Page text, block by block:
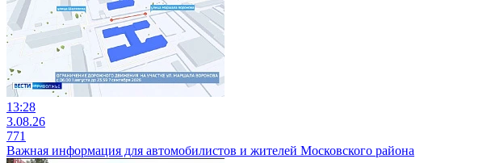
13:28
3.08.26
771
Важная информация для автомобилистов и жителей Московского района